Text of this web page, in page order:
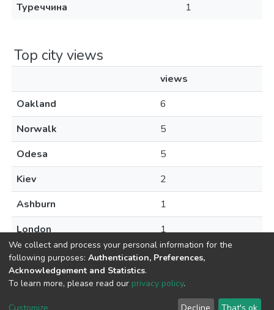
Туреччина
1
Top city views
views
Oakland
6
Norwalk
5
Odesa
5
Kiev
2
Ashburn
1
London
1
DSpace software copyright © 2009-2026
Cookie End User Send
We collect and process your personal information for the
following purposes: Authentication, Preferences,
Acknowledgement and Statistics.
To learn more, please read our privacy policy.